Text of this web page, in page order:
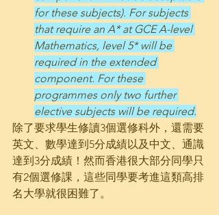
for these subjects). For subjects
that require an A* at GCE A-level
Mathematics, level 5* will be
required in the extended
component. For these
programmes only two further
elective subjects will be required.
除了要求學生修讀3個選修科外，還需要
英文、數學達到5分成績以及中文、通識
達到3分成績！然而香港很大部分同學只
有2個選修課，這些同學要考進這類高排
名大學就很困難了。